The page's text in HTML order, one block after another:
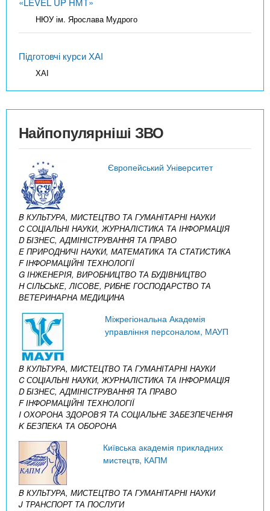
НЮУ ім. Ярослава Мудрого
Підготовчі курси ХАІ
ХАІ
Найпопулярніші ЗВО
Європейський Університет
B КУЛЬТУРА, МИСТЕЦТВО ТА ГУМАНІТАРНІ НАУКИ
C СОЦІАЛЬНІ НАУКИ, ЖУРНАЛІСТИКА ТА ІНФОРМАЦІЯ
D БІЗНЕС, АДМІНІСТРУВАННЯ ТА ПРАВО
E ПРИРОДНИЧІ НАУКИ, МАТЕМАТИКА ТА СТАТИСТИКА
F ІНФОРМАЦІЙНІ ТЕХНОЛОГІЇ
G ІНЖЕНЕРІЯ, ВИРОБНИЦТВО ТА БУДІВНИЦТВО
H СІЛЬСЬКЕ, ЛІСОВЕ, РИБНЕ ГОСПОДАРСТВО ТА
ВЕТЕРИНАРНА МЕДИЦИНА
Міжрегіональна Академія
управління персоналом, МАУП
B КУЛЬТУРА, МИСТЕЦТВО ТА ГУМАНІТАРНІ НАУКИ
C СОЦІАЛЬНІ НАУКИ, ЖУРНАЛІСТИКА ТА ІНФОРМАЦІЯ
D БІЗНЕС, АДМІНІСТРУВАННЯ ТА ПРАВО
F ІНФОРМАЦІЙНІ ТЕХНОЛОГІЇ
I ОХОРОНА ЗДОРОВ’Я ТА СОЦІАЛЬНЕ ЗАБЕЗПЕЧЕННЯ
K БЕЗПЕКА ТА ОБОРОНА
Київська академія прикладних
мистецтв, КАПМ
B КУЛЬТУРА, МИСТЕЦТВО ТА ГУМАНІТАРНІ НАУКИ
J ТРАНСПОРТ ТА ПОСЛУГИ